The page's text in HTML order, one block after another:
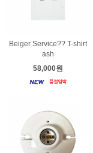
Beiger Service?? T-shirt
ash
58,000원